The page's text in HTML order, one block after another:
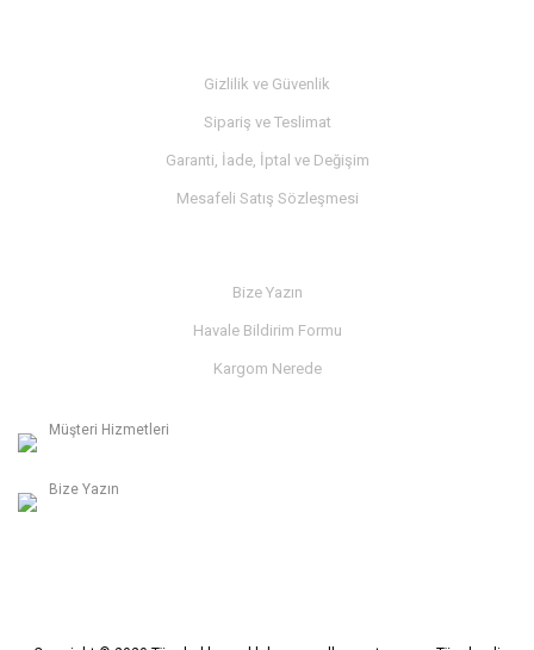
Gizlilik ve Güvenlik
Sipariş ve Teslimat
Garanti, İade, İptal ve Değişim
Mesafeli Satış Sözleşmesi
Bize Yazın
Havale Bildirim Formu
Kargom Nerede
Müşteri Hizmetleri
Bize Yazın